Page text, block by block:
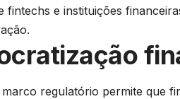
e instituições
regulatório permite que